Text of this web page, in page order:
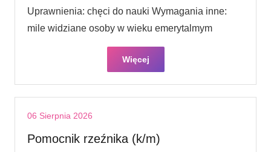
Uprawnienia: chęci do nauki Wymagania inne:
mile widziane osoby w wieku emerytalmym
Więcej
06 Sierpnia 2026
Pomocnik rzeźnika (k/m)